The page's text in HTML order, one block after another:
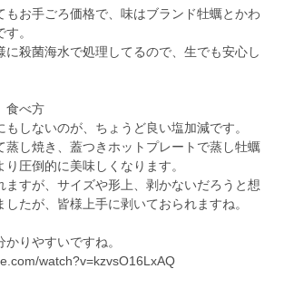
もお手ごろ価格で、味はブランド牡蠣とかわ
。
に殺菌海水で処理してるので、生でも安心し
食べ方
しないのが、ちょうど良い塩加減です。
蒸し焼き、蓋つきホットプレートで蒸し牡蠣
圧倒的に美味しくなります。
ますが、サイズや形上、剥かないだろうと想
たが、皆様上手に剥いておられますね。
りやすいですね。
watch?v=kzvsO16LxAQ